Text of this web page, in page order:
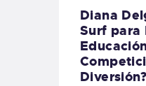
Diana
Surf para
Diversión?